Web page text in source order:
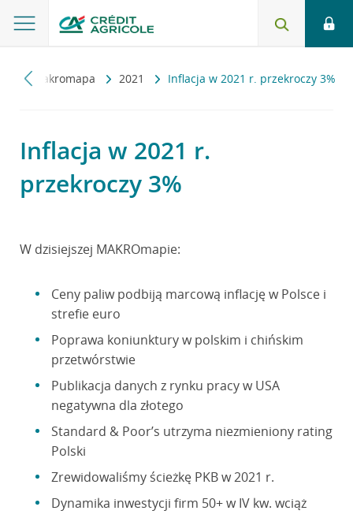
Makromapa 2021 Inflacja w 2021 r. przekroczy 3%
Inflacja w 2021 r.
przekroczy 3%
W dzisiejszej MAKROmapie:
Ceny paliw podbiją marcową inflację w Polsce i
strefie euro
Poprawa koniunktury w polskim i chińskim
przetwórstwie
Publikacja danych z rynku pracy w USA
negatywna dla złotego
Standard & Poor’s utrzyma niezmieniony rating
Polski
Zrewidowaliśmy ścieżkę PKB w 2021 r.
Dynamika inwestycji firm 50+ w IV kw. wciąż